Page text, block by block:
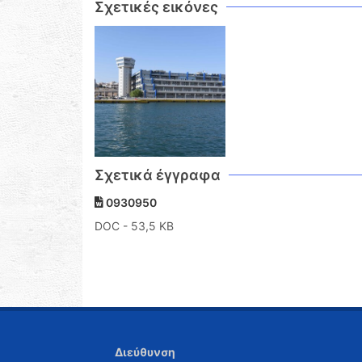
Σχετικές εικόνες
Σχετικά έγγραφα
0930950
DOC - 53,5 KB
Διεύθυνση